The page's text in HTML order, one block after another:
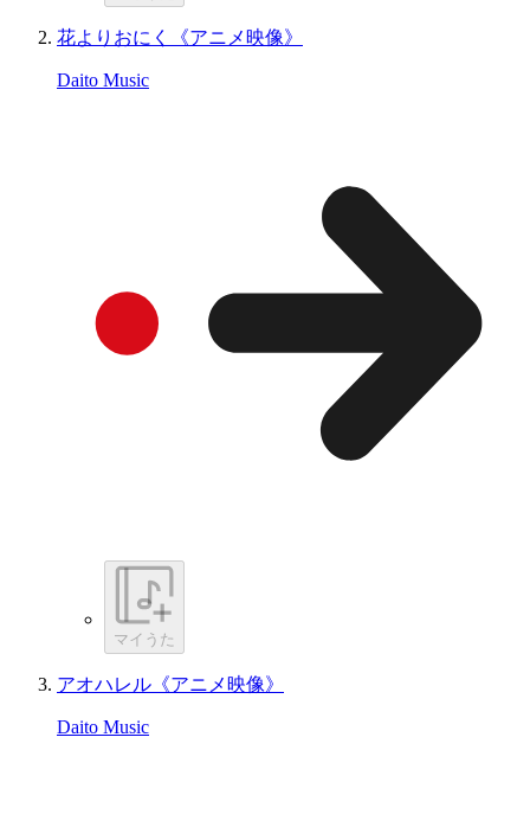
花よりおにく《アニメ映像》
Daito Music
マイうた
アオハレル《アニメ映像》
Daito Music